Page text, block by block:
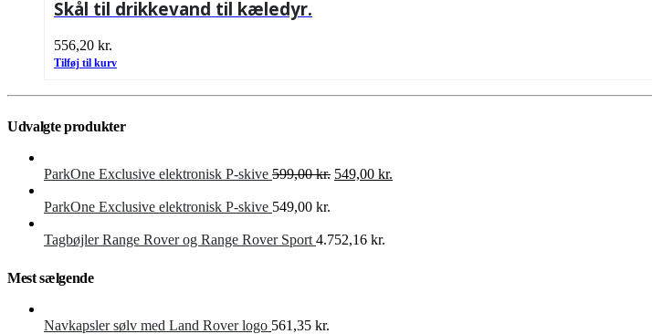
Skål til drikkevand til kæledyr.
556,20 kr.
Tilføj til kurv
Udvalgte produkter
ParkOne Exclusive elektronisk P-skive 599,00kr. Den
599,00 kr..
549,00 kr.
ParkOne Exclusive elektronisk P-skive 549,00 kr.
Tagbøjler Range Rover og Range Rover Sport 4.752,16 kr.
Mest sælgende
Navkapsler sølv med Land Rover logo 561,35 kr.